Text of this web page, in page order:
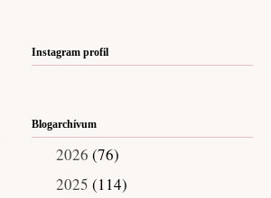
Instagram profil
Blogarchívum
2026 (76)
2025 (114)